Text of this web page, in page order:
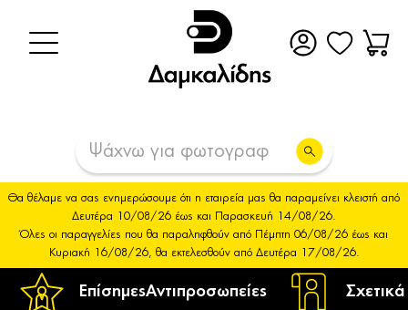
ΕπίσημεςΑντιπροσωπείες
Θα θέλαμε να σας ενημερώσουμε ότι η εταιρεία μας θα παραμείνει κλειστή από
Δευτέρα 10/08/26 έως και Παρασκευή 14/08/26.
Όλες οι παραγγελίες που θα παραληφθούν από Πέμπτη 06/08/26 έως και
Κυριακή 16/08/26, θα εκτελεσθούν από Δευτέρα 17/08/26.